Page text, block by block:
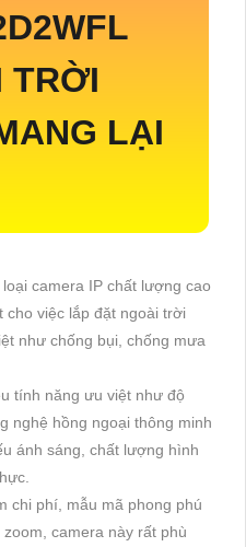
TRỜI
LẠI
loại camera IP chất lượng cao
việc lắp đặt ngoài trời
như chống bụi, chống mưa
tính năng ưu việt như độ
nghệ hồng ngoại thông minh
ánh sáng, chất lượng hình
chi phí, mẫu mã phong phú
camera này rất phù